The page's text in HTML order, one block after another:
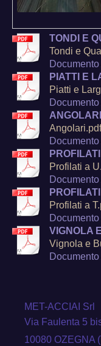
TONDI E
Tondi e
PIATTI E
Piatti e
ANGOLARI
Angolari.pdf
Profilati a
Profilati a
VIGNOLA
Vignola e
MET-ACCIAI Srl
Via Faulenta 5
10080 OZEGNA